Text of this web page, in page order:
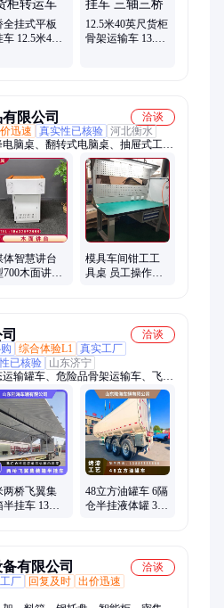
全挂式平板
12.5米40
12.5米40英尺货柜
骨架运输车 13.95
限公司
洽谈
迅速 真实性已核验 河北衡水
脑桌、翻转式电脑桌、抽屉式工具
钳工台、防静电操作台、工作台、
桌
体智慧讲台
700木面讲桌
模具车间钳工工
具桌 员工操作台
洽谈
综合体验L1 真实工厂
已核验
山东济宁
输罐车、危险品骨架运输车、飞翼
集装箱运输车、低平板半挂车、全
箱运输车、转盘式全挂车、罐车、后
勾机板拖板车、挖掘机运输拖板车、
、尿素运输罐车、侧翻自卸车、铁水
农用平板拖车、物料周转运输车、
自卸车
两桥飞翼集
挂车 13米
48立方油罐车 6隔
仓半挂液体罐 35
有限公司
洽谈
厂 回复及时 出价迅速